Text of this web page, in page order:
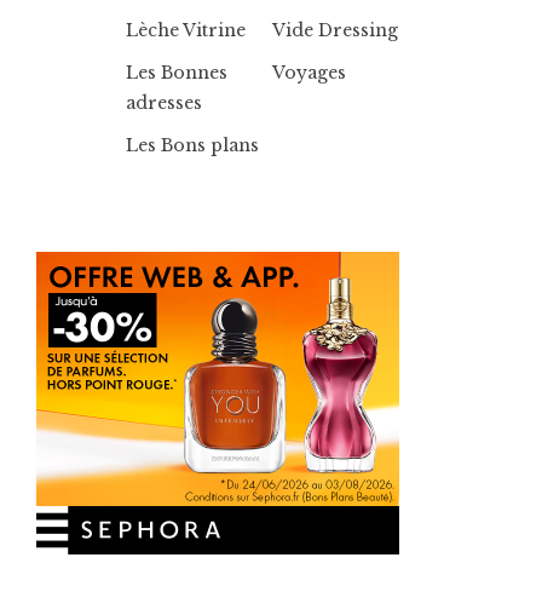
Lèche Vitrine
Les Bonnes
adresses
Les Bons plans
Vide Dressing
Voyages